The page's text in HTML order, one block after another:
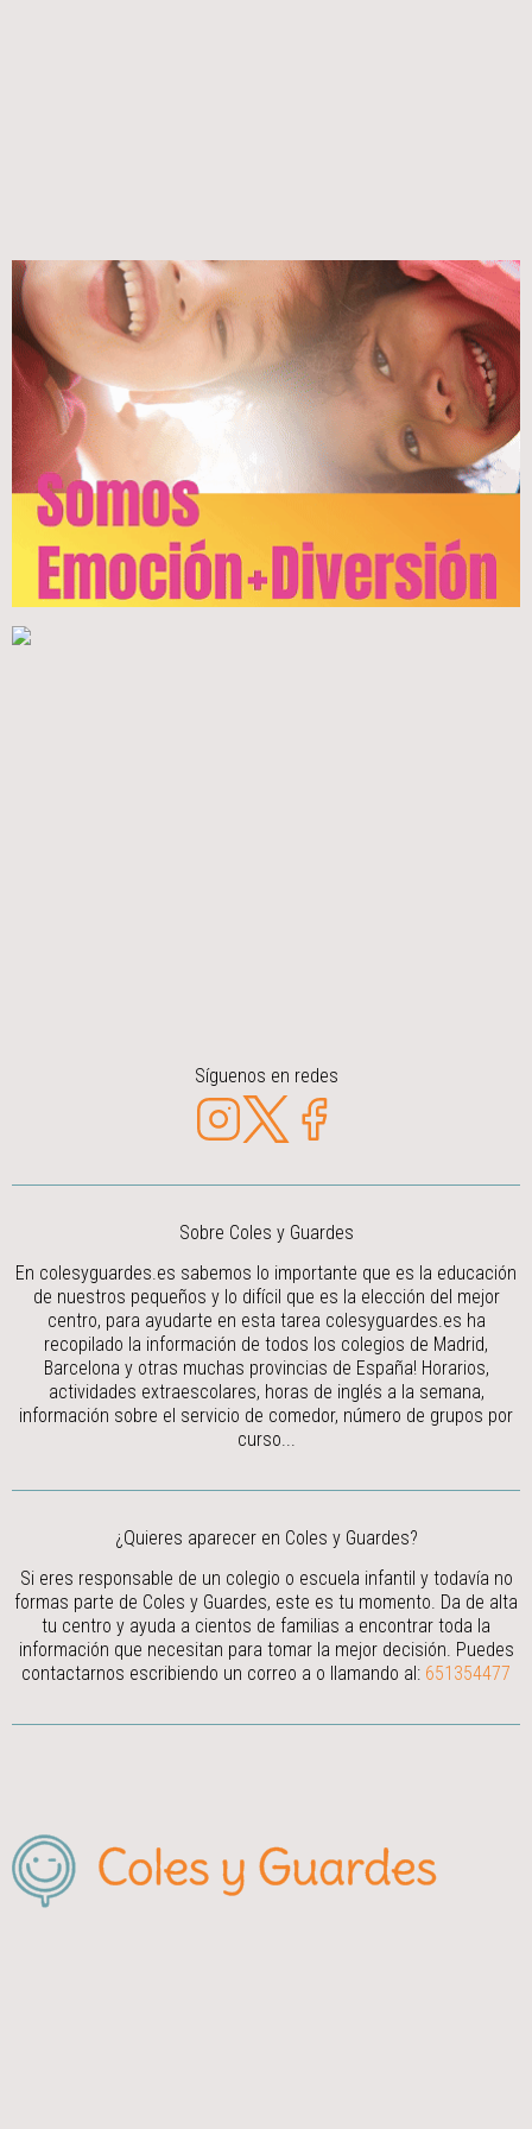
Síguenos en redes
Sobre Coles y Guardes
En colesyguardes.es sabemos lo importante que es la educación
de nuestros pequeños y lo difícil que es la elección del mejor
centro, para ayudarte en esta tarea colesyguardes.es ha
recopilado la información de todos los colegios de Madrid,
Barcelona y otras muchas provincias de España! Horarios,
actividades extraescolares, horas de inglés a la semana,
información sobre el servicio de comedor, número de grupos por
curso...
¿Quieres aparecer en Coles y Guardes?
Si eres responsable de un colegio o escuela infantil y todavía no
formas parte de Coles y Guardes, este es tu momento. Da de alta
tu centro y ayuda a cientos de familias a encontrar toda la
información que necesitan para tomar la mejor decisión. Puedes
contactarnos escribiendo un correo a o llamando al: 651354477